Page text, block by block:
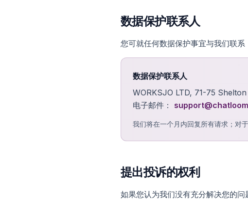
数据保护联系人
您可就任何数据保护事宜与我们联系
数据保护联系人
WORKSJO LTD, 71-75
电子邮件：
我们将在一个月内回复所有请求；对
提出投诉的权利
如果您认为我们没有充分解决您的